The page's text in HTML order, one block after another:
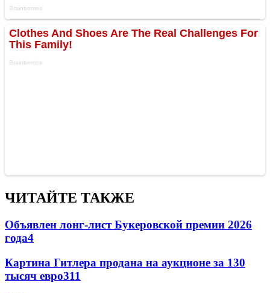
ЧИТАЙТЕ ТАКЖЕ
Объявлен лонг-лист Букеровской премии 2026
года4
Картина Гитлера продана на аукционе за 130
тысяч евро311